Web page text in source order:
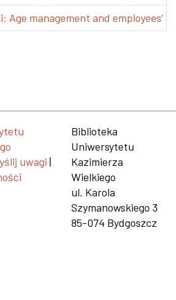
Age management and employees’
uwagi |
Biblioteka
Uniwersytetu
Kazimierza
Wielkiego
ul. Karola
Szymanowskiego 3
85-074 Bydgoszcz